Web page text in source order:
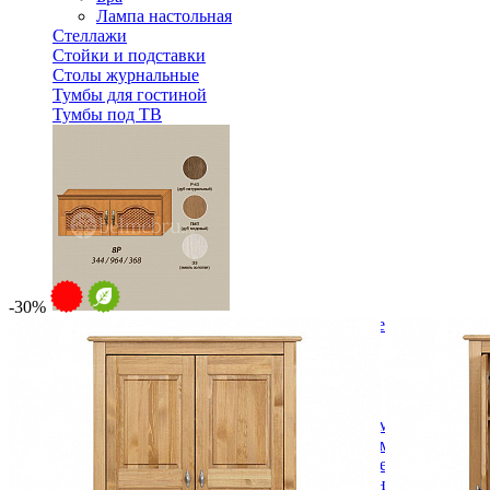
Лампа настольная
Стеллажи
Стойки и подставки
Столы журнальные
Тумбы для гостиной
Тумбы под ТВ
Модульная гостиная Вилия-М Секция антресольная №8 Р
22 476 ₽
Спальня
Деревянные кровати с подъемным механизмом
Кровати односпальные с подъемным механизмом
Кровати двуспальные с подъемным механизмом
Кровати полутороспальные с подъемным
-30%